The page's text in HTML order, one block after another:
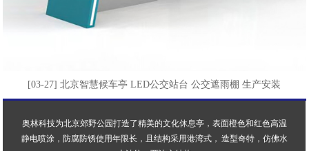
[03-27] 北京智慧候车亭 LED公交站台 公交遮雨棚 生产安装
奥林科技为北京郊野公园打造了精美的文化休息亭，表面橙色和红色高温
静电喷涂，防腐防锈使用年限长，且结构采用港湾式， 造型奇特，仿佛水